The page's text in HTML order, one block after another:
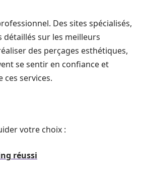
Des sites spécialisés,
sur les meilleurs
des perçages esthétiques,
se sentir en confiance et
services.
votre choix :
réussi